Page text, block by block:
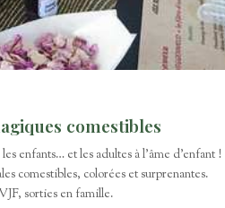
comestibles
enfants… et les adultes à l'âme d'enfant !
comestibles, colorées et surprenantes.
sorties en famille.